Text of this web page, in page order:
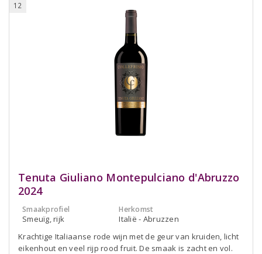
12
Tenuta Giuliano Montepulciano d'Abruzzo
2024
Smaakprofiel
Smeuïg, rijk
Herkomst
Italië - Abruzzen
Krachtige Italiaanse rode wijn met de geur van kruiden, licht
eikenhout en veel rijp rood fruit. De smaak is zacht en vol.